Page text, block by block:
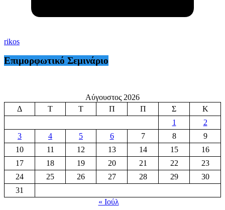
rikos
Επιμορφωτικό Σεμινάριο
Αύγουστος 2026
Δ
Τ Τ Π Π Σ
Κ
1
2
3
4 5 6 7 8
9
10
11 12 13 14 15
16
17
18 19 20 21 22
23
24
25 26 27 28 29
30
31
« Ιούλ